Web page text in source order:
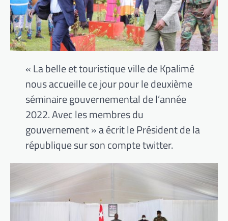
« La belle et touristique ville de Kpalimé
nous accueille ce jour pour le deuxième
séminaire gouvernemental de l’année
2022. Avec les membres du
gouvernement » a écrit le Président de la
république sur son compte twitter.